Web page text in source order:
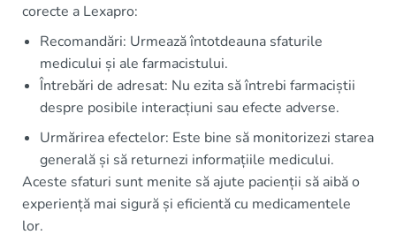
corecte a Lexapro:
Recomandări: Urmează întotdeauna sfaturile
medicului și ale farmacistului.
Întrebări de adresat: Nu ezita să întrebi farmaciștii
despre posibile interacțiuni sau efecte adverse.
Urmărirea efectelor: Este bine să monitorizezi starea
generală și să returnezi informațiile medicului.
Aceste sfaturi sunt menite să ajute pacienții să aibă o
experiență mai sigură și eficientă cu medicamentele
lor.